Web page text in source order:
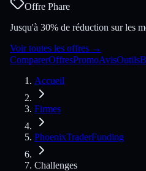
Offre Phare
Jusqu'à 30% de réduction sur les
Voir toutes les offres →
ComparerOffresPromoAvisOutils
Accueil
Firmes
PhoenixTraderFunding
Challenges